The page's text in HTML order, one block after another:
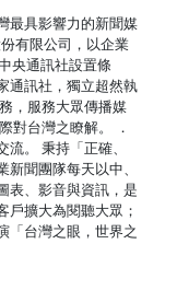
最具影響力的新聞媒
有限公司，以企業
央通訊社設置條
通訊社，獨立超然執
，服務大眾傳播媒
對台灣之瞭解。 ．
。 秉持「正確、
聞團隊每天以中、
表、影音與資訊，是
戶擴大為閱聽大眾；
「台灣之眼，世界之